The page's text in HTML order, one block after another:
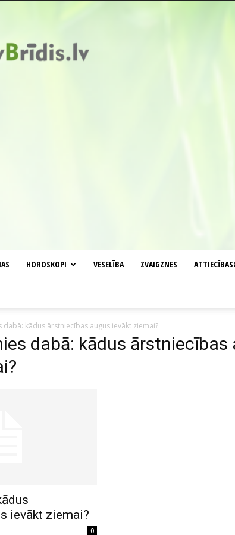
HOROSKOPI VESELĪBA ZVAIGZNES
dabā: kādus ārstniecības augus ievākt ziemai?
dabā: kādus ārstniecības
ievākt ziemai?
0